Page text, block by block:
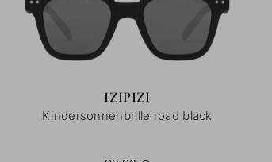
IZIPIZI
Kindersonnenbrille road black